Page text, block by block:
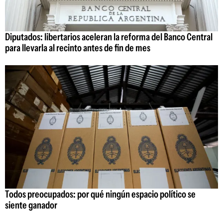
Diputados: libertarios aceleran la reforma del Banco Central
para llevarla al recinto antes de fin de mes
Todos preocupados: por qué ningún espacio político se
siente ganador